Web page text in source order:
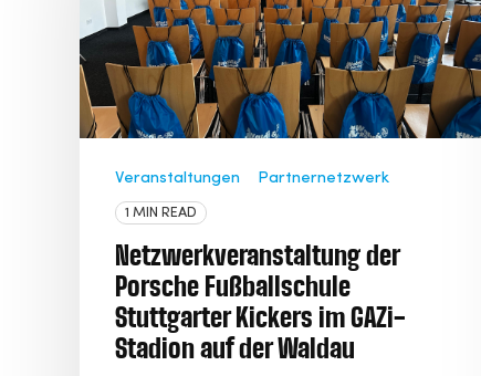
Veranstaltungen Partnernetzwerk
1 MIN READ
Netzwerkveranstaltung der
Porsche Fußballschule
Stuttgarter Kickers im GAZi-
Stadion auf der Waldau